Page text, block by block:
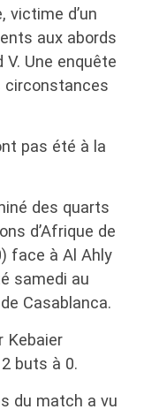
victime d’un
aux abords
Une enquête
circonstances
pas été à la
des quarts
d’Afrique de
face à Al Ahly
samedi au
Casablanca.
Kebaier
buts à 0.
du match a vu